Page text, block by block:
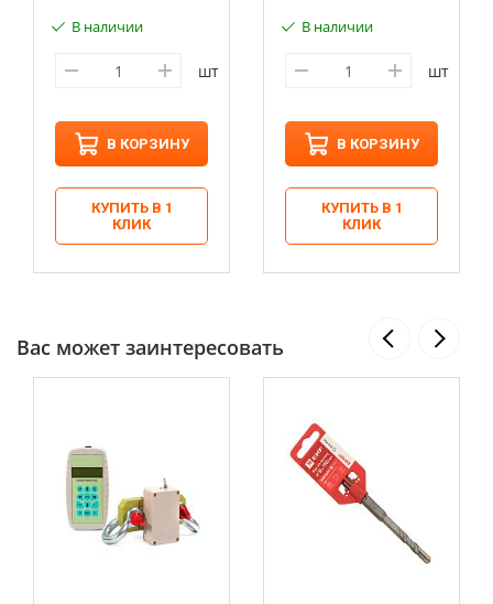
В наличии
шт
В КОРЗИНУ
КУПИТЬ В 1
КЛИК
В наличии
шт
В КОРЗИНУ
КУПИТЬ В 1
КЛИК
Вас может заинтересовать